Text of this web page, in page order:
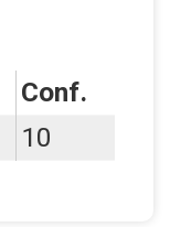
Conf.
10